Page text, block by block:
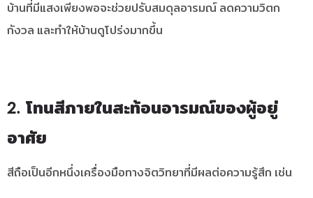
บ้านที่มีแสงเพียงพอจะช่วยปรับสมดุลอารมณ์ ลดความวิตก
กังวล และทำให้บ้านดูโปร่งมากขึ้น
2. โทนสีภายในสะท้อนอารมณ์ของผู้อยู่
อาศัย
สีถือเป็นอีกหนึ่งเครื่องมือทางจิตวิทยาที่มีผลต่อความรู้สึก เช่น